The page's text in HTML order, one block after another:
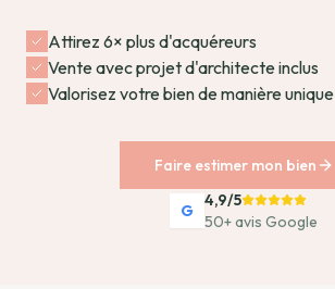
Attirez 6× plus d'acquéreurs
Vente avec projet d'architecte inclus
Valorisez votre bien de manière unique
Faire estimer mon bien
G
4,9/5
50+ avis Google